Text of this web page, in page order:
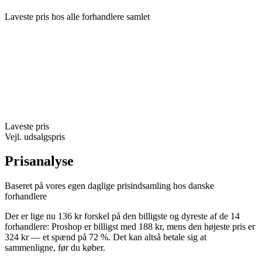
Laveste pris hos alle forhandlere samlet
Laveste pris
Vejl. udsalgspris
Prisanalyse
Baseret på vores egen daglige prisindsamling hos danske
forhandlere
Der er lige nu 136 kr forskel på den billigste og dyreste af de 14
forhandlere: Proshop er billigst med 188 kr, mens den højeste pris er
324 kr — et spænd på 72 %. Det kan altså betale sig at
sammenligne, før du køber.